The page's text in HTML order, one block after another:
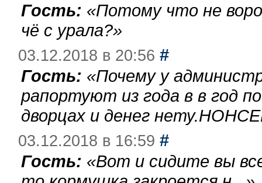
Гость: «Потому что не
чё с урала?»
03.12.2018 в 20:56 #
Гость: «Почему у
рапортуют из года в в год
дворцах и денег
03.12.2018 в 16:59 #
Гость: «Вот и сидите вы